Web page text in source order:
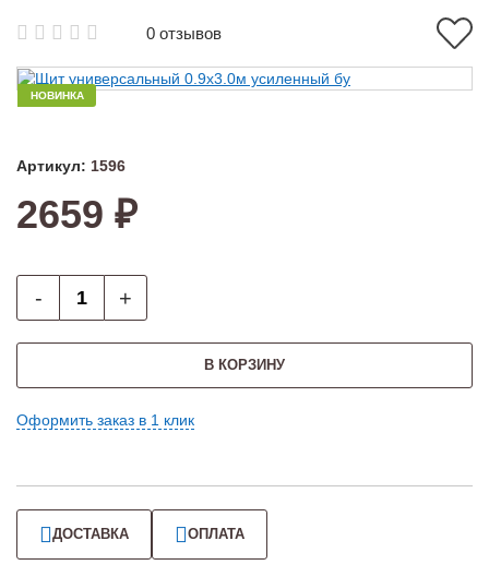
0 отзывов
НОВИНКА
Артикул: 1596
2659 ₽
- +
В КОРЗИНУ
Оформить заказ в 1 клик
ДОСТАВКА ОПЛАТА